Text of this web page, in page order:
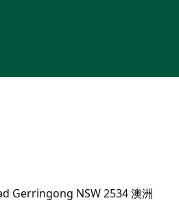
約及取消條款
Gerringong NSW 2534 澳洲